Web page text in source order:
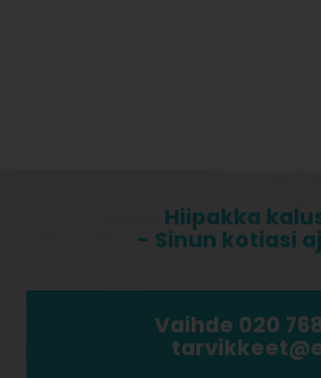
Hiipakka
- Sinun kotiasi
Vaihde 020